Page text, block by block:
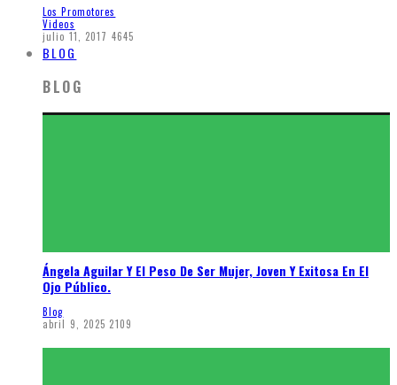
Los Promotores
Videos
julio 11, 2017 4645
BLOG
BLOG
Ángela Aguilar Y El Peso De Ser Mujer, Joven Y Exitosa En El
Ojo Público.
Blog
abril 9, 2025 2109